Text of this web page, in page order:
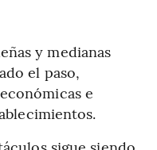
y medianas
el paso,
e